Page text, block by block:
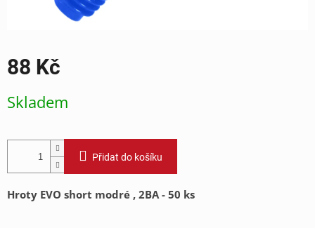
88 Kč
cena:
Skladem
Přidat do košíku
Hroty EVO short modré , 2BA - 50 ks